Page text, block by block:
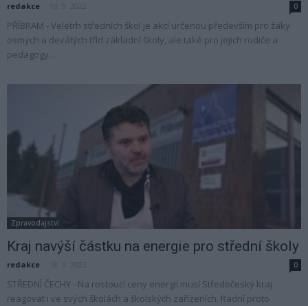
redakce 0
PŘÍBRAM - Veletrh středních škol je akcí určenou především pro žáky
osmých a devátých tříd základní školy, ale také pro jejich rodiče a
pedagogy....
Zpravodajství
Kraj navýší částku na energie pro střední školy
redakce 0
STŘEDNÍ ČECHY - Na rostoucí ceny energií musí Středočeský kraj
reagovat i ve svých školách a školských zařízeních. Radní proto